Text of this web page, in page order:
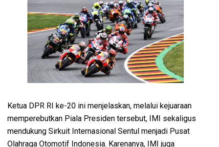
Ketua DPR RI ke-20 ini menjelaskan, melalui kejuaraan
memperebutkan Piala Presiden tersebut, IMI sekaligus
mendukung Sirkuit Internasional Sentul menjadi Pusat
Olahraga Otomotif Indonesia. Karenanya, IMI juga